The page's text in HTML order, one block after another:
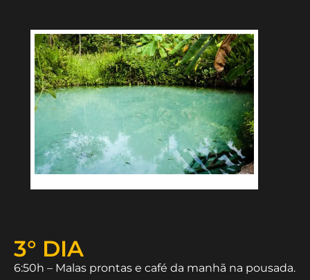
3° DIA
6:50h – Malas prontas e café da manhã na pousada.